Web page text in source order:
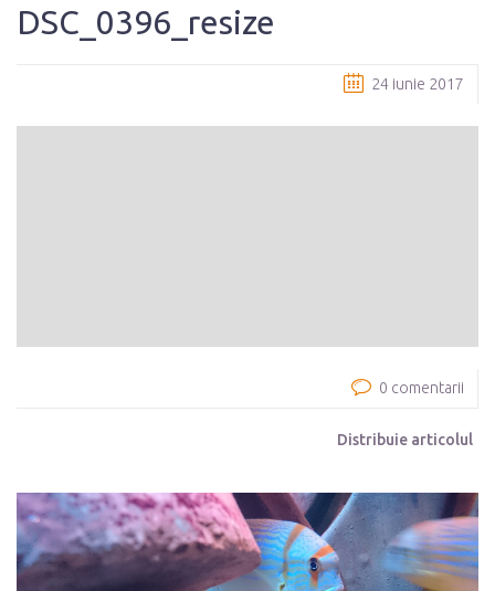
DSC_0396_resize
24 iunie 2017
0 comentarii
Distribuie articolul